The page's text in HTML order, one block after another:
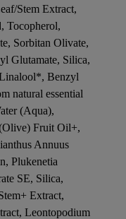
Stem Extract,
Tocopherol,
Sorbitan Olivate,
Glutamate, Silica,
Benzyl
natural essential
(Aqua),
Fruit Oil+,
Annuus
Plukenetia
SE, Silica,
Extract,
Leontopodium